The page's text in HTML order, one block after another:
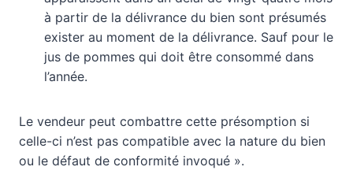
à partir de la délivrance du bien sont présumés
exister au moment de la délivrance. Sauf pour le
jus de pommes qui doit être consommé dans
l’année.
Le vendeur peut combattre cette présomption si
celle-ci n’est pas compatible avec la nature du bien
ou le défaut de conformité invoqué ».